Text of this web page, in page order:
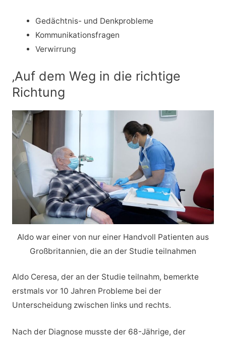
Gedächtnis- und Denkprobleme
Kommunikationsfragen
Verwirrung
‚Auf dem Weg in die richtige
Richtung
Aldo war einer von nur einer Handvoll Patienten aus
Großbritannien, die an der Studie teilnahmen
Aldo Ceresa, der an der Studie teilnahm, bemerkte
erstmals vor 10 Jahren Probleme bei der
Unterscheidung zwischen links und rechts.
Nach der Diagnose musste der 68-Jährige, der